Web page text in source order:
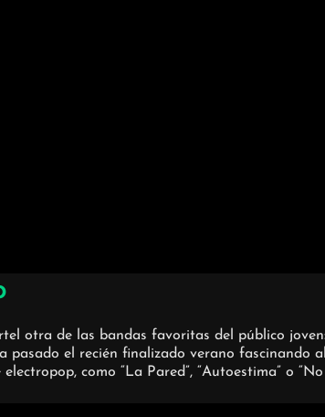
otra de las bandas favoritas del público joven:
el recién finalizado verano fascinando
como “La Pared”, “Autoestima” o